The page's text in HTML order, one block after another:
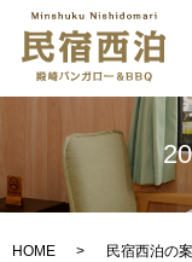
HOME 民宿西泊の